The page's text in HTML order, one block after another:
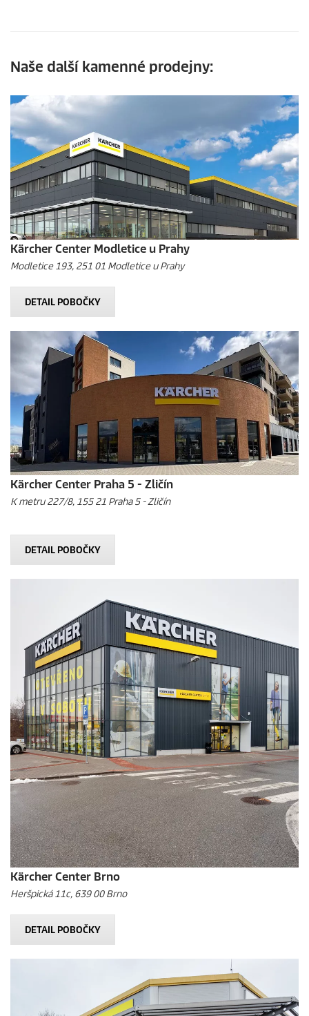
Naše další kamenné prodejny:
Kärcher Center Modletice u Prahy
Modletice 193, 251 01 Modletice u Prahy
DETAIL POBOČKY
Kärcher Center Praha 5 - Zličín
K metru 227/8, 155 21 Praha 5 - Zličín
DETAIL POBOČKY
Kärcher Center Brno
Heršpická 11c, 639 00 Brno
DETAIL POBOČKY